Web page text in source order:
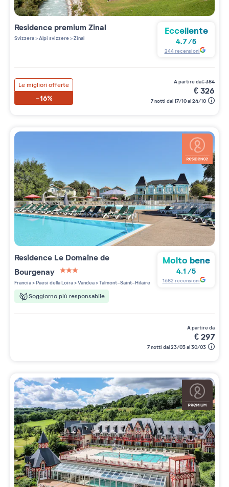
Residence premium Zinal
Svizzera>Alpi svizzere>Zinal
Eccellente
4.7/5
244recensioni
Le migliori offerte
-16%
a partire da€384
€326
7 notti dal 17/10 al 24/10
Residence Le Domaine de
Bourgenay
3 étoiles sur 5
Francia>Paesi della Loira>Vandea>Talmont-Saint-Hilaire
Soggiorno più responsabile
Molto bene
4.1 /5
1682 recensioni
a partire da
€297
7 notti dal 23/03 al 30/03